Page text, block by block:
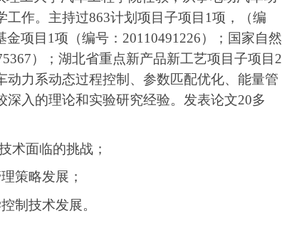
工作。主持过863计划项目子项目 1项，（编
金项目 1项（编号： 20110491226）；国家自然
）；湖北省重点新产品新工艺项目子项目 2
力系动态过程控制、参数匹配优化、能量管
入的理论和实验研究经验。发表论文20多
术面临的挑战；
策略发展 ；
制技术发展。